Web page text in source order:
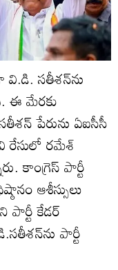
వి.డి. సతీశన్‌ను
ఈ మేరకు
పేరును ఏఐసీసీ
రేసులో రమేశ్
కాంగ్రెస్ పార్టీ
ఆశీస్సులు
కేడర్
పార్టీ